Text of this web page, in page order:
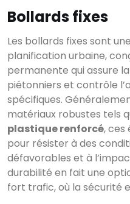
Bollards fixes
Les bollards fixes sont
planification urbaine,
permanente qui assure
piétonniers et contrôle
spécifiques.
matériaux robustes tels
plastique renforcé, ces
pour résister à des
défavorables et à
durabilité en fait une
fort trafic, où la sécurité